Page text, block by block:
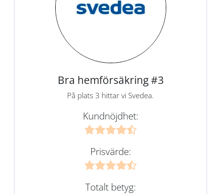
Bra hemförsäkring #3
På plats 3 hittar vi Svedea.
Kundnöjdhet:
Prisvärde:
Totalt betyg: